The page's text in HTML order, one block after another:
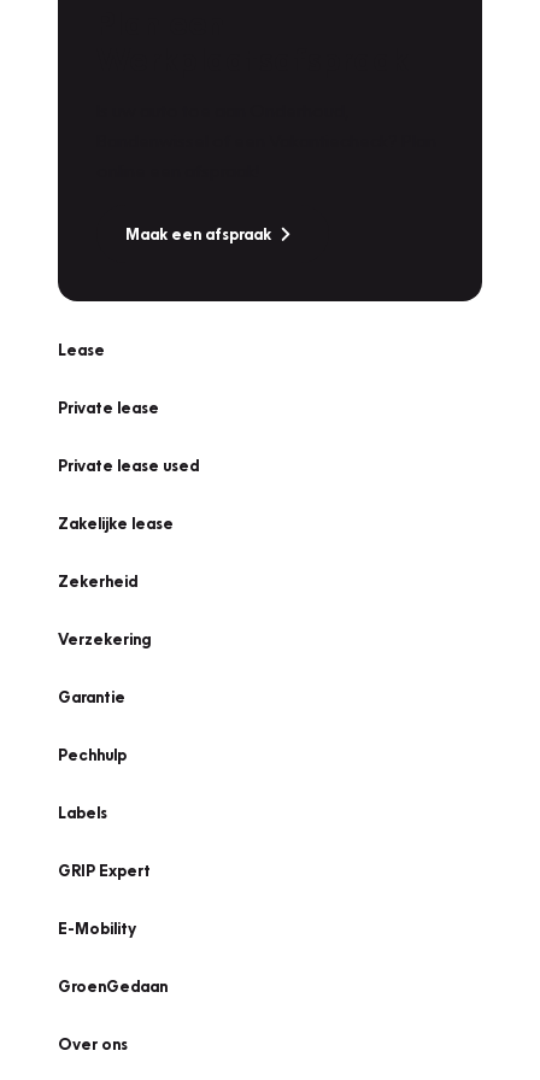
Maak een afspraak
Lease
Private lease
Private lease used
Zakelijke lease
Zekerheid
Verzekering
Garantie
Pechhulp
Labels
GRIP Expert
E-Mobility
GroenGedaan
Over ons